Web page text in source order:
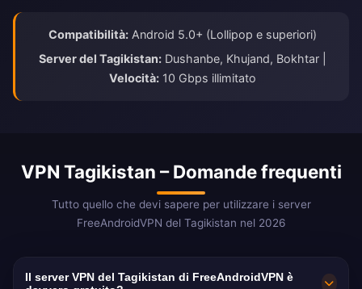
Compatibilità:Android 5.0+ (Lollipop e superiori)
Server del Tagikistan:Dushanbe, Khujand, Bokhtar |
Velocità:10 Gbps illimitato
VPN Tagikistan – Domande frequenti
Tutto quello che devi sapere per utilizzare i server
FreeAndroidVPN del Tagikistan nel 2026
Il server VPN del Tagikistan di FreeAndroidVPN è